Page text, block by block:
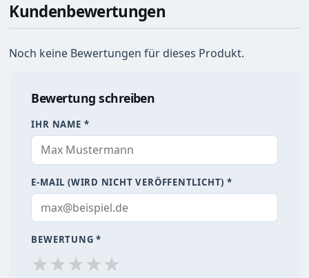
Kundenbewertungen
Noch keine Bewertungen für dieses Produkt.
Bewertung schreiben
IHR NAME *
E-MAIL (WIRD NICHT VERÖFFENTLICHT) *
BEWERTUNG *
★★★★★